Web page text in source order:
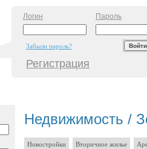
Логин Пароль
Забыли пароль?
Регистрация
Недвижимость /
Новостройки Вторичное жилье